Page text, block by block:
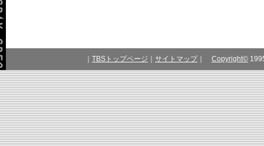
TBSトップページ サイトマップ｜ Copyright©